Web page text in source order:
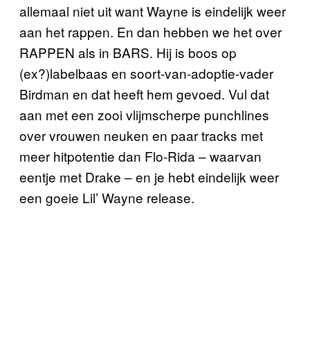
allemaal niet uit want Wayne is eindelijk weer
aan het rappen. En dan hebben we het over
RAPPEN als in BARS. Hij is boos op
(ex?)labelbaas en soort-van-adoptie-vader
Birdman en dat heeft hem gevoed. Vul dat
aan met een zooi vlijmscherpe punchlines
over vrouwen neuken en paar tracks met
meer hitpotentie dan Flo-Rida – waarvan
eentje met Drake – en je hebt eindelijk weer
een goeie Lil’ Wayne release.